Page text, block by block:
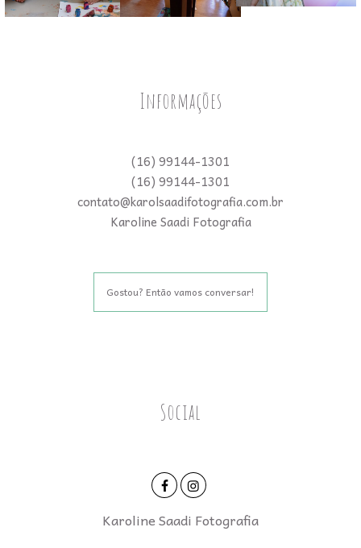
Informações
(16) 99144-1301
(16) 99144-1301
contato@karolsaadifotografia.com.br
Karoline Saadi Fotografia
Gostou? Então vamos conversar!
Social
Karoline Saadi Fotografia